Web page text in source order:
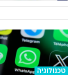
טכנולוגיה